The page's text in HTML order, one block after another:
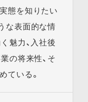
態を知りたい
な表面的な情
魅力、入社後
の将来性、そ
ている。